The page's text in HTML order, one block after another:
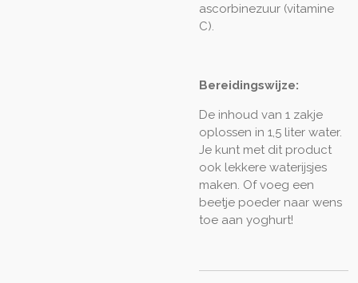
ascorbinezuur (vitamine
C).
Bereidingswijze:
De inhoud van 1 zakje
oplossen in 1,5 liter water.
Je kunt met dit product
ook lekkere waterijsjes
maken. Of voeg een
beetje poeder naar wens
toe aan yoghurt!